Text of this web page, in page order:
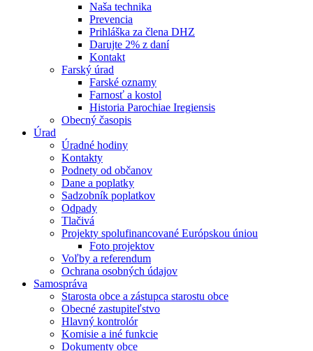
Naša technika
Prevencia
Prihláška za člena DHZ
Darujte 2% z daní
Kontakt
Farský úrad
Farské oznamy
Farnosť a kostol
Historia Parochiae Iregiensis
Obecný časopis
Úrad
Úradné hodiny
Kontakty
Podnety od občanov
Dane a poplatky
Sadzobník poplatkov
Odpady
Tlačivá
Projekty spolufinancované Európskou úniou
Foto projektov
Voľby a referendum
Ochrana osobných údajov
Samospráva
Starosta obce a zástupca starostu obce
Obecné zastupiteľstvo
Hlavný kontrolór
Komisie a iné funkcie
Dokumenty obce